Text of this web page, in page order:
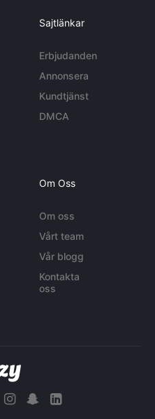
Sajtlänkar
Erbjudanden
Annonsera
Kundtjänst
DMCA
Om Oss
Om oss
Vårt team
Vår blogg
Kontakta
oss